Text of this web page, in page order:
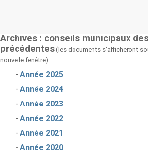
Archives : conseils municipaux
précédentes (les documents s'afficheront
nouvelle fenêtre)
- Année 2025
- Année 2024
- Année 2023
- Année 2022
- Année 2021
- Année 2020